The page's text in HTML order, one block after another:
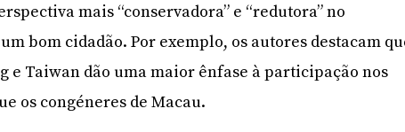
mais “conservadora” e “redutora” no
bom cidadão. Por exemplo, os autores destacam
e Taiwan dão uma maior ênfase à participação nos
os congéneres de Macau.